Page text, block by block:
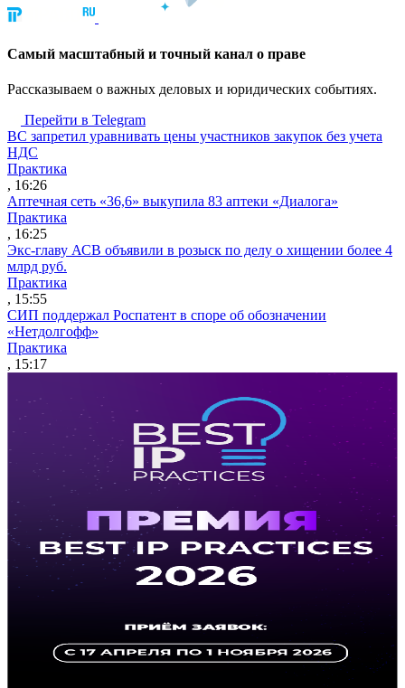
Cамый масштабный и точный канал о праве
Рассказываем о важных деловых и юридических событиях.
Перейти в Telegram
ВС запретил уравнивать цены участников закупок без учета
НДС
Практика
, 16:26
Аптечная сеть «36,6» выкупила 83 аптеки «Диалога»
Практика
, 16:25
Экс-главу АСВ объявили в розыск по делу о хищении более 4
млрд руб.
Практика
, 15:55
СИП поддержал Роспатент в споре об обозначении
«Нетдолгофф»
Практика
, 15:17